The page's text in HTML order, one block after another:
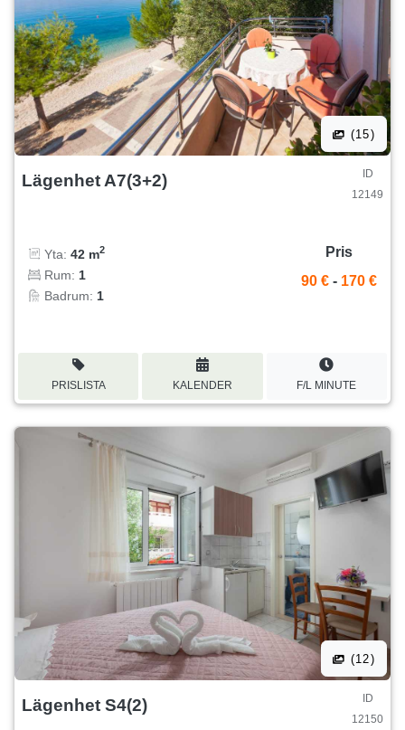
(15)
Lägenhet A7(3+2)
ID
12149
Yta: 42 m2
Rum: 1
Badrum: 1
Pris
90 € - 170 €
PRISLISTA KALENDER F/L MINUTE
(12)
Lägenhet S4(2)
ID
12150